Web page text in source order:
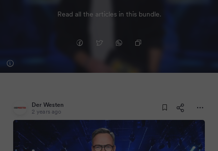
Read all the articles in this bundle.
Der Westen
2 years ago